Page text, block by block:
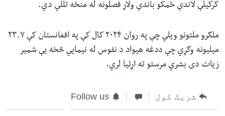
کرکیلې لاندې ځمکو باندې ولاړ فصلونه له منځه تللي دي.
ملګرو ملتونو ویلي چې په روان ۲۰۲۴ کال کې په افغانستان کې ۲۳.۷
میلیونه وګړي چې ددغه هیواد د نفوس له نیمايي څخه یې شمیر
زیات دی بشري مرستو ته اړتیا لري.
شریک کول Follow us